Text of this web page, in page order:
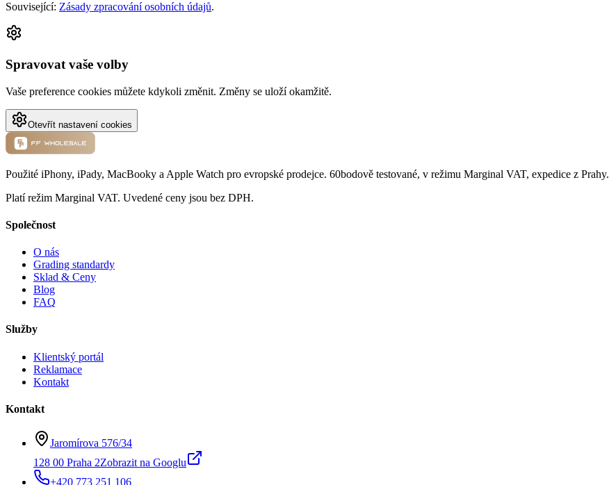
Související: Zásady zpracování osobních údajů.
Spravovat vaše volby
Vaše preference cookies můžete kdykoli změnit. Změny se uloží okamžitě.
Otevřít nastavení cookies
Použité iPhony, iPady, MacBooky a Apple Watch pro evropské prodejce. 60bodově testované, v režimu Marginal VAT, expedice z Prahy.
Platí režim Marginal VAT. Uvedené ceny jsou bez DPH.
Společnost
O nás
Grading standardy
Sklad & Ceny
Blog
FAQ
Služby
Klientský portál
Reklamace
Kontakt
Kontakt
Jaromírova 576/34
128 00 Praha 2Zobrazit na Googlu
+420 773 251 106